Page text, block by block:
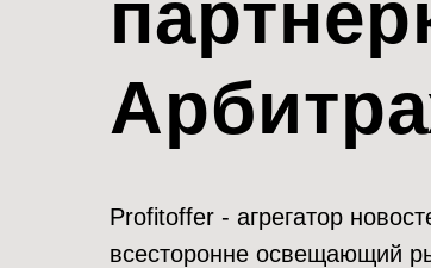
Profitoffer - агрегатор
всесторонне освещающий